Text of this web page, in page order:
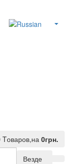
Tоваров,на 0грн.
Везде